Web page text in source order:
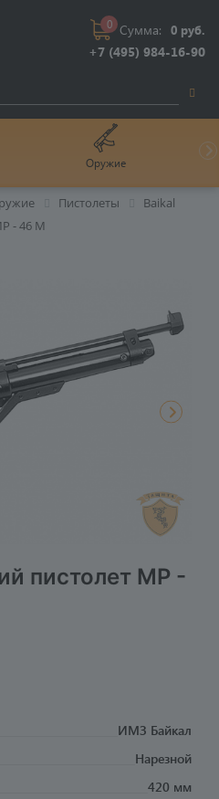
+7 (495) 984-16-90
0 Сумма: 0 руб.
Оружие
Пистолеты
Baikal
- 46 М
пистолет МР -
ИМЗ Байкал
Нарезной
420 мм